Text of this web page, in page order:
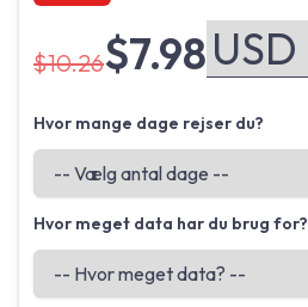
$10.26$7.98
Hvor mange dage rejser du?
Hvor meget data har du brug for?